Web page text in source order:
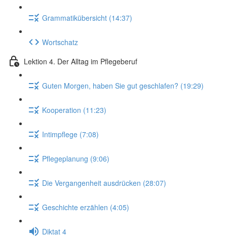
Grammatikübersicht (14:37)
Wortschatz
Lektion 4. Der Alltag im Pflegeberuf
Guten Morgen, haben Sie gut geschlafen? (19:29)
Kooperation (11:23)
Intimpflege (7:08)
Pflegeplanung (9:06)
Die Vergangenheit ausdrücken (28:07)
Geschichte erzählen (4:05)
Diktat 4